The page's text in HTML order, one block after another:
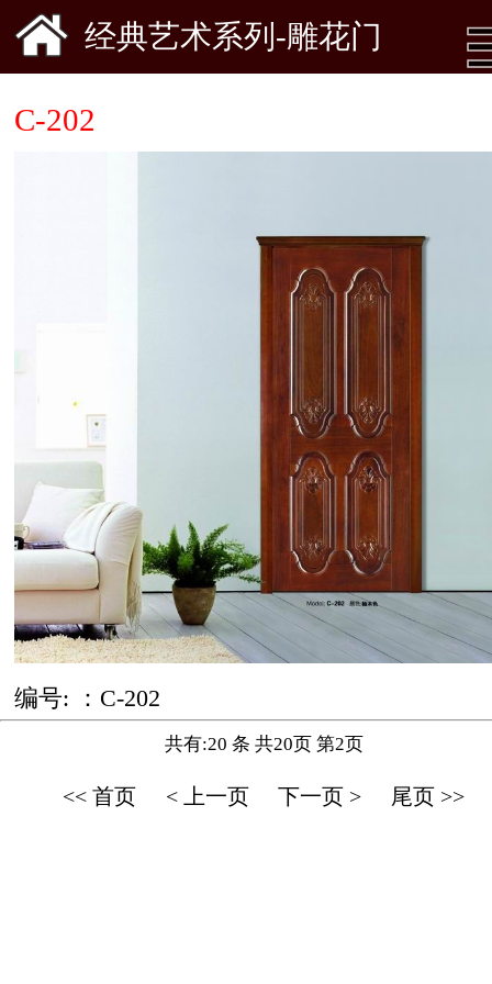
经典艺术系列-雕花门
C-202
编号: ：C-202
共有:20 条 共20页 第2页
<< 首页 < 上一页 下一页 > 尾页 >>